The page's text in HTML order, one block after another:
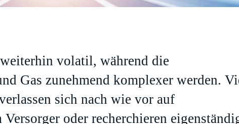
volatil, während die
Gas zunehmend komplexer werden.
sich nach wie vor auf
oder recherchieren